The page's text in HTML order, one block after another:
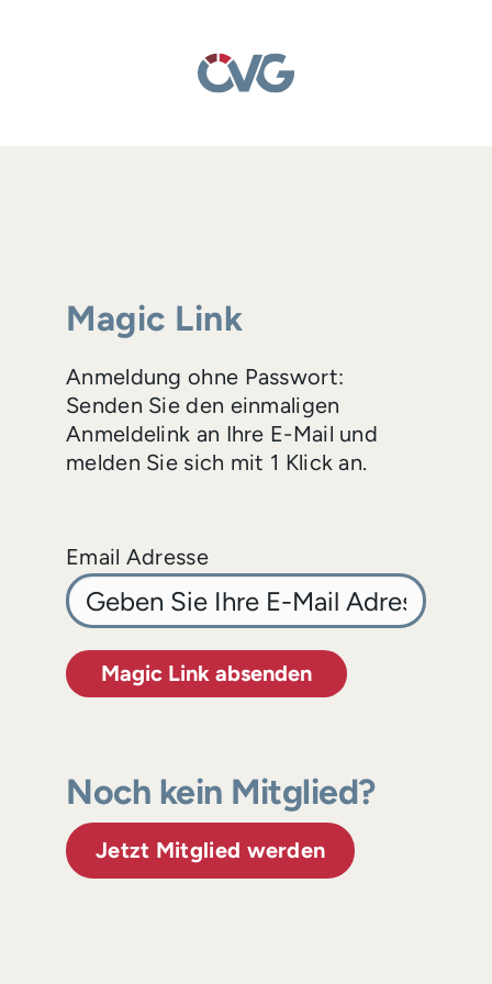
Magic Link
Anmeldung ohne Passwort:
Senden Sie den einmaligen
Anmeldelink an Ihre E-Mail und
melden Sie sich mit 1 Klick an.
Email Adresse
Magic Link absenden
Noch kein Mitglied?
Jetzt Mitglied werden